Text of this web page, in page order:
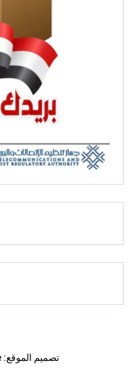
تصميم الموقع: